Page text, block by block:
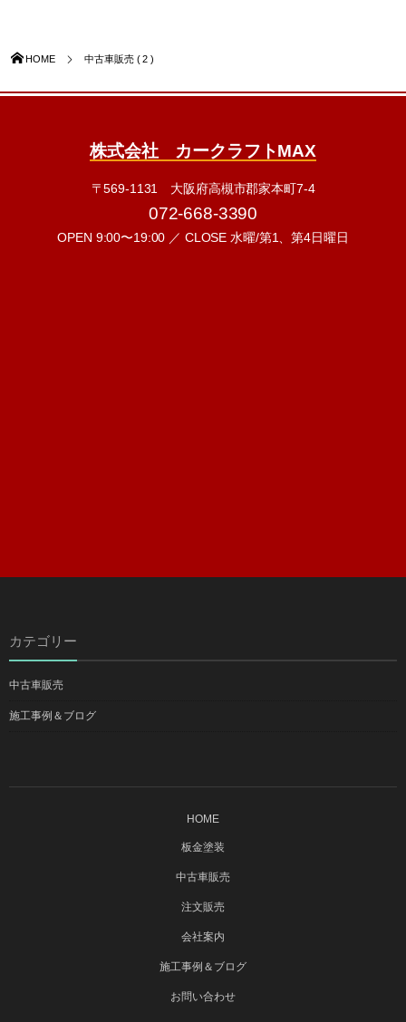
HOME 中古車販売 ( 2 )
株式会社 カークラフトMAX
〒569-1131 大阪府高槻市郡家本町7-4
072-668-3390
OPEN 9:00〜19:00 ／ CLOSE 水曜/第1、第4日曜日
カテゴリー
中古車販売
施工事例＆ブログ
HOME
板金塗装
中古車販売
注文販売
会社案内
施工事例＆ブログ
お問い合わせ